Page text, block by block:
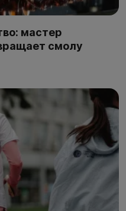
мастер
смолу